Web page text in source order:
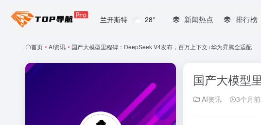
兰开斯特 28° 新闻热点 排行榜
首页 • AI资讯 • 国产大模型里程碑：DeepSeek V4发布，百万上下文+华为昇腾全适配
国产大模型
AI资讯 3个月